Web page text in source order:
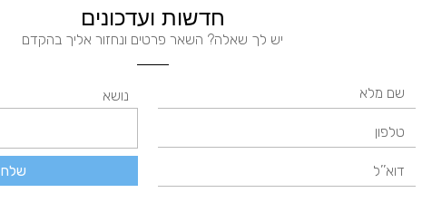
חדשות ועדכונים
יש לך שאלה? השאר פרטים ונחזור אליך בהקדם
נושא
שלח